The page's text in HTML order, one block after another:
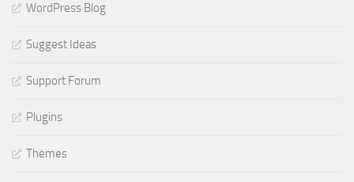
WordPress Blog
Suggest Ideas
Support Forum
Plugins
Themes